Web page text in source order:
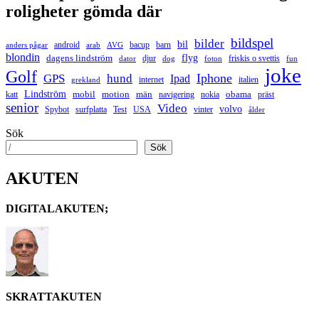
roligheter gömda där
anders pågar android arab AVG bacup barn bil bilder bildspel
blondin dagens lindström dator djur dog flyg foton friskis o svettis fun
Golf GPS grekland hund internet Ipad Iphone italien joke
katt Lindström mobil motion män navigering nokia obama präst
senior Spybot surfplatta Test USA Video vinter volvo ålder
Sök
Sök
AKUTEN
DIGITALAKUTEN;
SKRATTAKUTEN